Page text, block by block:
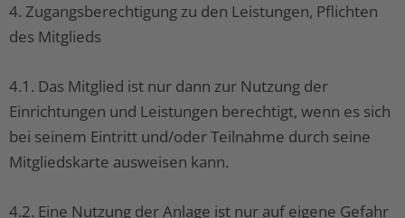
4. Zugangsberechtigung zu den Leistungen, Pflichten
des Mitglieds
4.1. Das Mitglied ist nur dann zur Nutzung der
Einrichtungen und Leistungen berechtigt, wenn es sich
bei seinem Eintritt und/oder Teilnahme durch seine
Mitgliedskarte ausweisen kann.
4.2. Eine Nutzung der Anlage ist nur auf eigene Gefahr